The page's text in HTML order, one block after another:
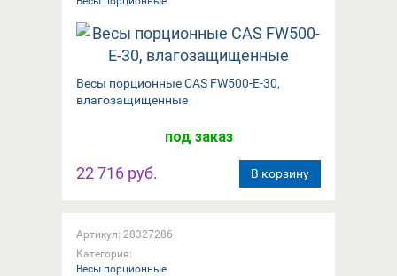
Весы порционные CAS FW500-E-30,
влагозащищенные
под заказ
22 716 руб. В корзину
Артикул: 28327286
Категория:
Весы порционные